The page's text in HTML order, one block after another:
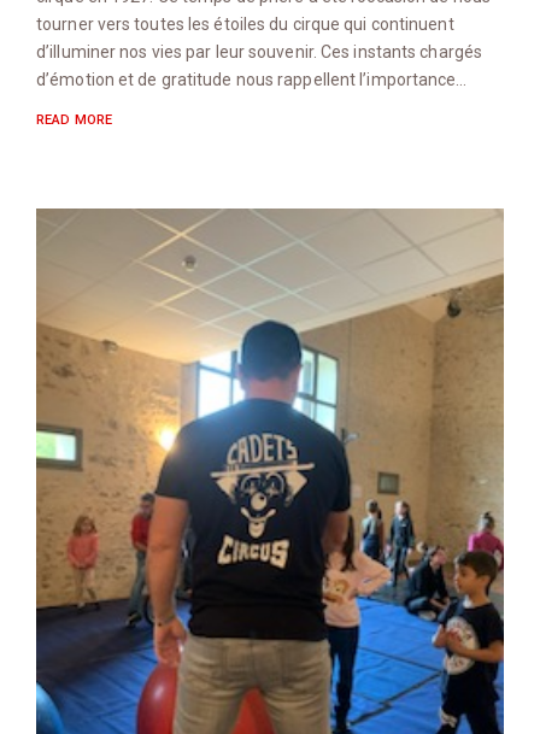
tourner vers toutes les étoiles du cirque qui continuent
d’illuminer nos vies par leur souvenir. Ces instants chargés
d’émotion et de gratitude nous rappellent l’importance…
READ MORE